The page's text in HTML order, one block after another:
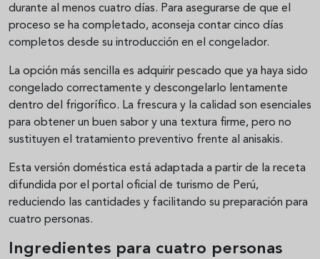
durante al menos cuatro días. Para asegurarse de que el
proceso se ha completado, aconseja contar cinco días
completos desde su introducción en el congelador.
La opción más sencilla es adquirir pescado que ya haya sido
congelado correctamente y descongelarlo lentamente
dentro del frigorífico. La frescura y la calidad son esenciales
para obtener un buen sabor y una textura firme, pero no
sustituyen el tratamiento preventivo frente al anisakis.
Esta versión doméstica está adaptada a partir de la receta
difundida por el portal oficial de turismo de Perú,
reduciendo las cantidades y facilitando su preparación para
cuatro personas.
Ingredientes para cuatro personas